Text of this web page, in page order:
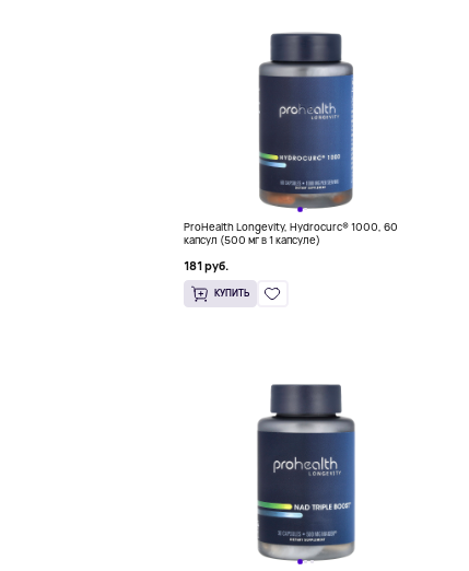
ProHealth Longevity, Hydrocurc® 1000, 60
капсул (500 мг в 1 капсуле)
181 руб.
КУПИТЬ